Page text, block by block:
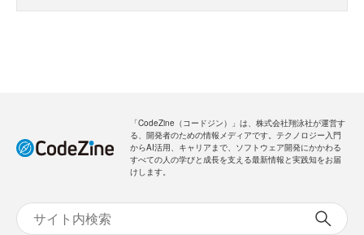
「CodeZine（コードジン）」は、株式会社翔泳社が運営す
る、開発者のための情報メディアです。テクノロジー入門
からAI活用、キャリアまで、ソフトウェア開発にかかわる
すべての人の学びと成長を支える最新情報と実践知をお届
けします。